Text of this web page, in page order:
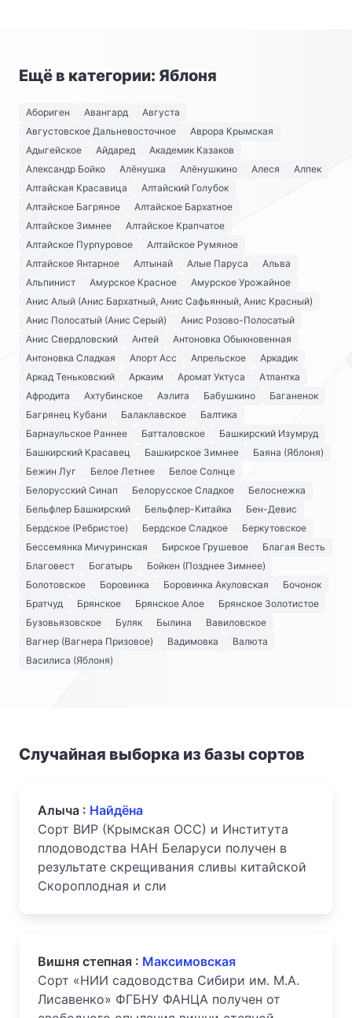
Ещё в категории: Яблоня
Абориген Авангард
Августа
Августовское Дальневосточное
Аврора Крымская
Адыгейское
Айдаред
Академик Казаков
Александр Бойко
Алёнушка Алёнушкино Алеся
Алпек
Алтайская Красавица
Алтайский Голубок
Алтайское Багряное
Алтайское Бархатное
Алтайское Зимнее
Алтайское Крапчатое
Алтайское Пурпуровое
Алтайское Румяное
Алтайское Янтарное
Алтынай Алые Паруса
Альва
Альпинист
Амурское Красное
Амурское Урожайное
Анис Алый (Анис Бархатный, Анис Сафьянный, Анис Красный)
Анис Полосатый (Анис Серый)
Анис Розово-Полосатый
Анис Свердловский
Антей
Антоновка Обыкновенная
Антоновка Сладкая
Апорт Асс Апрельское
Аркадик
Аркад Теньковский
Аркаим Аромат Уктуса
Атлантка
Афродита
Ахтубинское Аэлита Бабушкино
Баганенок
Багрянец Кубани
Балаклавское
Балтика
Барнаульское Раннее
Батталовское
Башкирский Изумруд
Башкирский Красавец
Башкирское Зимнее
Баяна (Яблоня)
Бежин Луг
Белое Летнее
Белое Солнце
Белорусский Синап
Белорусское Сладкое
Белоснежка
Бельфлер Башкирский
Бельфлер-Китайка
Бен-Девис
Бердское (Ребристое)
Бердское Сладкое
Беркутовское
Бессемянка Мичуринская
Бирское Грушевое
Благая Весть
Благовест
Богатырь
Бойкен (Позднее Зимнее)
Болотовское
Боровинка Боровинка Акуловская
Бочонок
Братчуд
Брянское Брянское Алое
Брянское Золотистое
Бузовьязовское
Буляк Былина
Вавиловское
Вагнер (Вагнера Призовое)
Вадимовка
Валюта
Василиса (Яблоня)
Случайная выборка из базы сортов
Алыча : Найдёна
Сорт ВИР (Крымская ОСС) и Института
плодоводства НАН Беларуси получен в
результате скрещивания сливы китайской
Скороплодная и сли
Вишня степная : Максимовская
Сорт «НИИ садоводства Сибири им. М.А.
Лисавенко» ФГБНУ ФАНЦА получен от